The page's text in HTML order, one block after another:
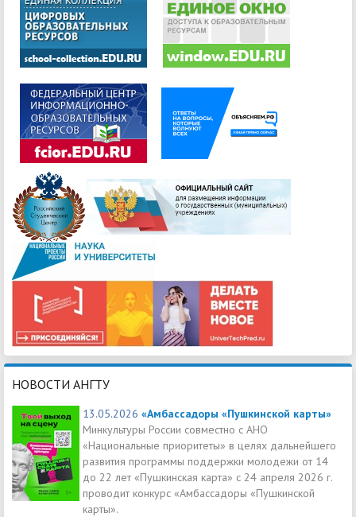
НОВОСТИ АНГТУ
13.05.2026 «Амбассадоры «Пушкинской карты»
Минкультуры России совместно с АНО
«Национальные приоритеты» в целях дальнейшего
развития программы поддержки молодежи от 14
до 22 лет «Пушкинская карта» с 24 апреля 2026 г.
проводит конкурс «Амбассадоры «Пушкинской
карты».